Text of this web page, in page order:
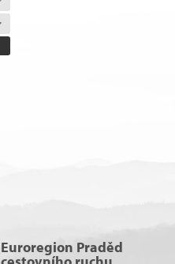
Euroregion Praděd